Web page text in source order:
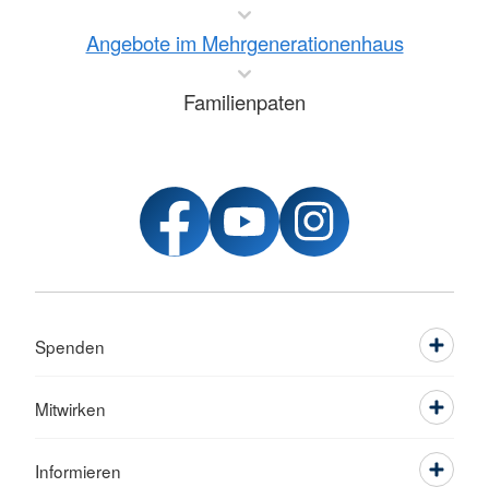
Angebote im Mehrgenerationenhaus
Familienpaten
Spenden
Mitwirken
Informieren